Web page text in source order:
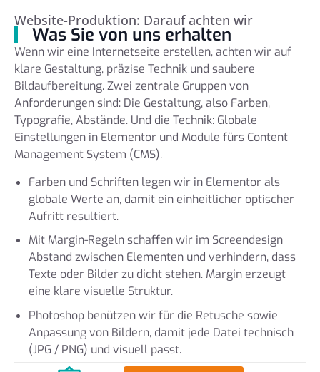
Website-Produktion: Darauf achten wir
Was Sie von uns erhalten
Wenn wir eine Internetseite erstellen, achten wir auf
klare Gestaltung, präzise Technik und saubere
Bildaufbereitung. Zwei zentrale Gruppen von
Anforderungen sind: Die Gestaltung, also Farben,
Typografie, Abstände. Und die Technik: Globale
Einstellungen in Elementor und Module fürs Content
Management System (CMS).
Farben und Schriften legen wir in Elementor als
globale Werte an, damit ein einheitlicher optischer
Aufritt resultiert.
Mit Margin-Regeln schaffen wir im Screendesign
Abstand zwischen Elementen und verhindern, dass
Texte oder Bilder zu dicht stehen. Margin erzeugt
eine klare visuelle Struktur.
Photoshop benützen wir für die Retusche sowie
Anpassung von Bildern, damit jede Datei technisch
(JPG / PNG) und visuell passt.